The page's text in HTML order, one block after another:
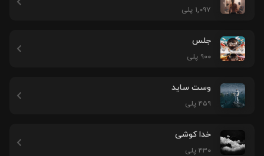
۱,۰۹۷ پلی
جلس
۹۰۰ پلی
وست ساید
۴۵۹ پلی
خدا کوشی
۴۳۰ پلی